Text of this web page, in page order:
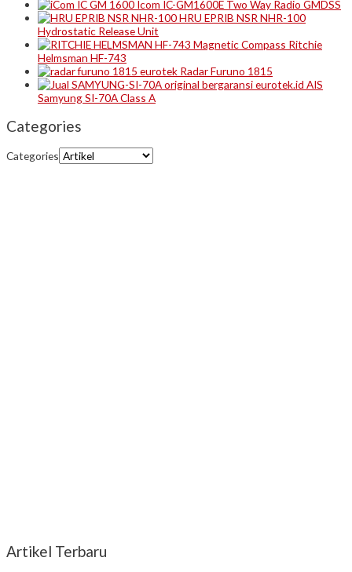
Icom IC-GM1600E Two Way Radio GMDSS
HRU EPRIB NSR NHR-100
Hydrostatic Release Unit
Magnetic Compass Ritchie
Helmsman HF-743
Radar Furuno 1815
AIS
Samyung SI-70A Class A
Categories
Categories
Artikel Terbaru